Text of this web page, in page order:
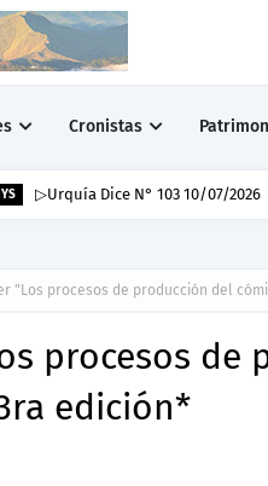
Cronistas
▷Urquía Dice N° 103 10/07/2026
"Los procesos de producción del
procesos de
edición*